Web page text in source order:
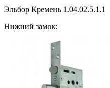
Эльбор Кремень 1.04.02.5.1.1
Нижний замок: